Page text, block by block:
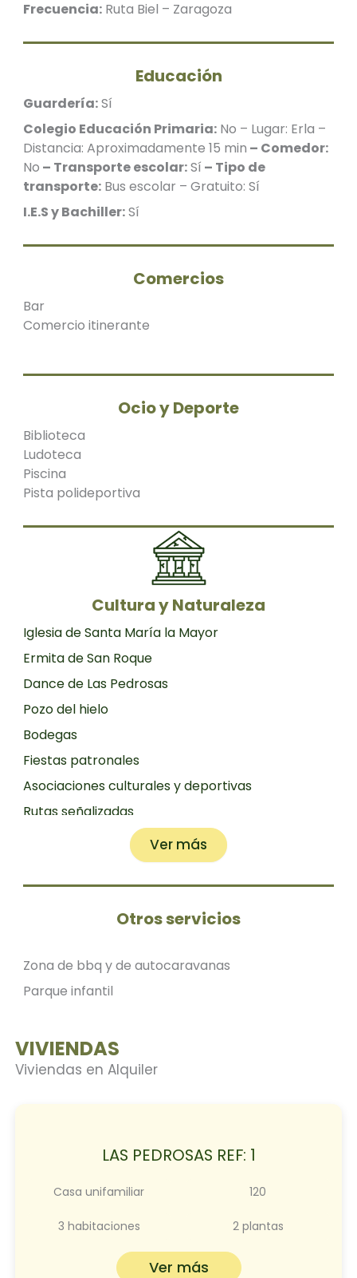
Frecuencia: Ruta Biel – Zaragoza
Educación
Guardería:Sí
Colegio Educación Primaria: No – Lugar: Erla –
Distancia: Aproximadamente 15 min – Comedor:
No – Transporte escolar:Sí – Tipo de
transporte: Bus escolar – Gratuito: Sí
I.E.S y Bachiller:Sí
Comercios
Bar
Comercio itinerante
Ocio y Deporte
Biblioteca
Ludoteca
Piscina
Pista polideportiva
Cultura y Naturaleza
Iglesia de Santa María la Mayor
Ermita de San Roque
Dance de Las Pedrosas
Pozo del hielo
Bodegas
Fiestas patronales
Asociaciones culturales y deportivas
Rutas señalizadas
Ver más
Otros servicios
Zona de bbq y de autocaravanas
Parque infantil
VIVIENDAS
Viviendas en Alquiler
LAS PEDROSAS REF: 1
Casa unifamiliar 120
3 habitaciones 2 plantas
Ver más